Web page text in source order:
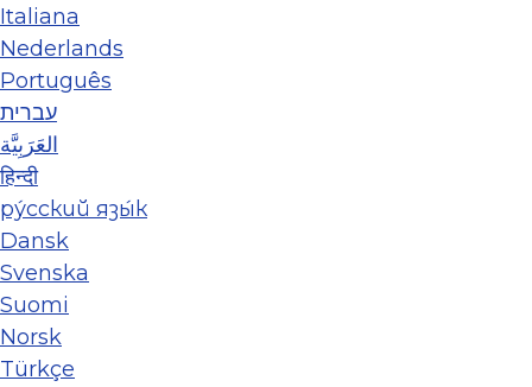
Italiana
Nederlands
Português
עברית
العَرَبِيَّة
हिन्दी
ру́сский язы́к
Dansk
Svenska
Suomi
Norsk
Türkçe